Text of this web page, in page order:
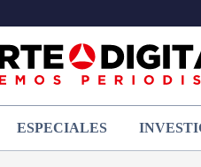
ESPECIALES